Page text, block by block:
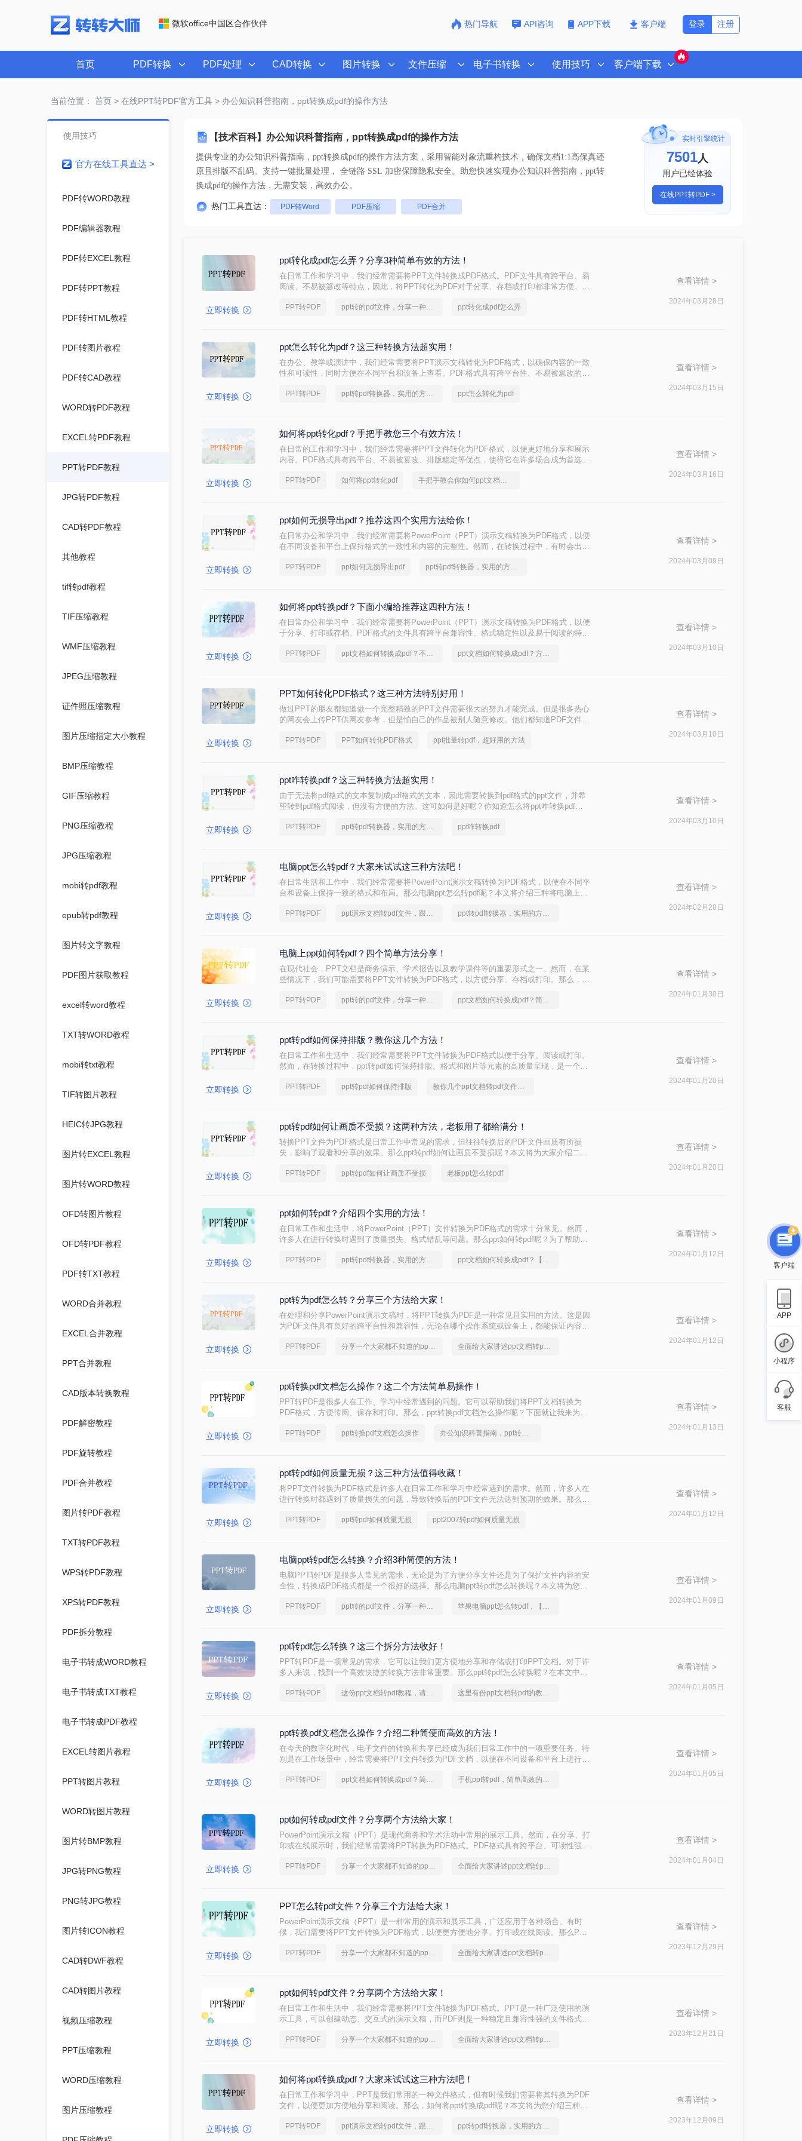
微软office中国区合作伙伴 热门导航 API咨询 APP下载 客户端 注册
登录
首页 PDF转换 PDF处理 CAD转换 图片转换 文件压缩 电子书转换 使用技巧 客户端下载
当前位置： 首页> 在线PPT转PDF官方工具> 办公知识科普指南，ppt转换成pdf的操作方法
【技术百科】办公知识科普指南，ppt转换成pdf的操作方法
提供专业的办公知识科普指南，ppt转换成pdf的操作方法方案，采用智能对象流重构技术，确保文档1:1高保真还
原且排版不乱码。支持一键批量处理， 全链路 SSL 加密保障隐私安全。助您快速实现办公知识科普指南，ppt转
换成pdf的操作方法，无需安装，高效办公。
热门工具直达： PDF转Word PDF压缩 PDF合并
实时引擎统计
7505人
用户已经体验
在线PPT转PDF >
使用技巧
官方在线工具直达 >
PDF转WORD教程
PDF编辑器教程
PDF转EXCEL教程
PDF转PPT教程
PDF转HTML教程
PDF转图片教程
PDF转CAD教程
WORD转PDF教程
EXCEL转PDF教程
PPT转PDF教程
JPG转PDF教程
CAD转PDF教程
其他教程
tif转pdf教程
TIF压缩教程
WMF压缩教程
JPEG压缩教程
证件照压缩教程
图片压缩指定大小教程
BMP压缩教程
GIF压缩教程
PNG压缩教程
JPG压缩教程
mobi转pdf教程
epub转pdf教程
图片转文字教程
PDF图片获取教程
excel转word教程
TXT转WORD教程
mobi转txt教程
TIF转图片教程
HEIC转JPG教程
图片转EXCEL教程
图片转WORD教程
OFD转图片教程
OFD转PDF教程
PDF转TXT教程
WORD合并教程
EXCEL合并教程
PPT合并教程
CAD版本转换教程
PDF解密教程
PDF旋转教程
PDF合并教程
图片转PDF教程
TXT转PDF教程
WPS转PDF教程
XPS转PDF教程
PDF拆分教程
电子书转成WORD教程
电子书转成TXT教程
电子书转成PDF教程
EXCEL转图片教程
PPT转图片教程
WORD转图片教程
图片转BMP教程
JPG转PNG教程
PNG转JPG教程
图片转ICON教程
CAD转DWF教程
CAD转图片教程
视频压缩教程
PPT压缩教程
WORD压缩教程
图片压缩教程
立即转换
ppt转化成pdf怎么弄？分享3种简单有效的方法！
在日常工作和学习中，我们经常需要将PPT文件转换成PDF格式。PDF文件具有跨平台、易
阅读、不易被篡改等特点，因此，将PPT转化为PDF对于分享、存档或打印都非常方便。那
换。
PPT转PDF ppt转的pdf文件，分享一种简单的方法 ppt转化成pdf怎么弄
查看详情 >
2024年03月28日
立即转换
ppt怎么转化为pdf？这三种转换方法超实用！
在办公、教学或演讲中，我们经常需要将PPT演示文稿转化为PDF格式，以确保内容的一致
性和可读性，同时方便在不同平台和设备上查看。PDF格式具有跨平台性、不易被篡改的特
为PDF的方法，帮助您轻松实现格式转换。
PPT转PDF ppt转pdf转换器，实用的方法来了 ppt怎么转化为pdf
查看详情 >
2024年03月15日
立即转换
如何将ppt转化pdf？手把手教您三个有效方法！
在日常的工作和学习中，我们经常需要将PPT文件转化为PDF格式，以便更好地分享和展示
内容。PDF格式具有跨平台、不易被篡改、排版稳定等优点，使得它在许多场合成为首选的
PPT转PDF 如何将ppt转化pdf 手把手教会你如何ppt文档转pdf
查看详情 >
2024年03月16日
立即转换
ppt如何无损导出pdf？推荐这四个实用方法给你！
在日常办公和学习中，我们经常需要将PowerPoint（PPT）演示文稿转换为PDF格式，以便
在不同设备和平台上保持格式的一致性和内容的完整性。然而，在转换过程中，有时会出现
呢？本文将介绍四种实用方法。
PPT转PDF ppt如何无损导出pdf ppt转pdf转换器，实用的方法来了
查看详情 >
2024年03月09日
立即转换
如何将ppt转换pdf？下面小编给推荐这四种方法！
在日常办公和学习中，我们经常需要将PowerPoint（PPT）演示文稿转换为PDF格式，以便
于分享、打印或存档。PDF格式的文件具有跨平台兼容性、格式稳定性以及易于阅读的特
绍四种实用的方法，帮助您轻松将PPT转换为PDF。
PPT转PDF ppt文档如何转换成pdf？不错的软件推荐 ppt文档如何转换成pdf？方法详细解析
查看详情 >
2024年03月10日
立即转换
PPT如何转化PDF格式？这三种方法特别好用！
做过PPT的朋友都知道做一个完整精致的PPT文件需要很大的努力才能完成。但是很多热心
的网友会上传PPT供网友参考，但是怕自己的作品被别人随意修改。他们都知道PDF文件是
法吧。
PPT转PDF PPT如何转化PDF格式 ppt批量转pdf，超好用的方法
查看详情 >
2024年03月10日
立即转换
ppt咋转换pdf？这三种转换方法超实用！
由于无法将pdf格式的文本复制成pdf格式的文本，因此需要转换到pdf格式的ppt文件，并希
望转到pdf格式阅读，但没有方便的方法。这可如何是好呢？你知道怎么将ppt咋转换pdf
PPT转PDF ppt转pdf转换器，实用的方法来了 ppt咋转换pdf
查看详情 >
2024年03月10日
立即转换
电脑ppt怎么转pdf？大家来试试这三种方法吧！
在日常生活和工作中，我们经常需要将PowerPoint演示文稿转换为PDF格式，以便在不同平
台和设备上保持一致的格式和布局。那么电脑ppt怎么转pdf呢？本文将介绍三种将电脑上的
PPT转PDF ppt演示文档转pdf文件，跟小编来学习吧 ppt转pdf转换器，实用的方法来了
查看详情 >
2024年02月28日
立即转换
电脑上ppt如何转pdf？四个简单方法分享！
在现代社会，PPT文档是商务演示、学术报告以及教学课件等的重要形式之一。然而，在某
些情况下，我们可能需要将PPT文件转换为PDF格式，以方便分享、存档或打印。那么，电
PPT转PDF ppt转的pdf文件，分享一种简单的方法 ppt文档如何转换成pdf？简单易学的方法
查看详情 >
2024年01月30日
立即转换
ppt转pdf如何保持排版？教你这几个方法！
在日常工作和生活中，我们经常需要将PPT文件转换为PDF格式以便于分享、阅读或打印。
然而，在转换过程中，ppt转pdf如何保持排版、格式和图片等元素的高质量呈现，是一个常
PPT转PDF ppt转pdf如何保持排版 教你几个ppt文档转pdf文件的方法
查看详情 >
2024年01月20日
立即转换
ppt转pdf如何让画质不受损？这两种方法，老板用了都给满分！
转换PPT文件为PDF格式是日常工作中常见的需求，但往往转换后的PDF文件画质有所损
失，影响了观看和分享的效果。那么ppt转pdf如何让画质不受损呢？本文将为大家介绍二种
PPT转PDF ppt转pdf如何让画质不受损 老板ppt怎么转pdf
查看详情 >
2024年01月20日
立即转换
ppt如何转pdf？介绍四个实用的方法！
在日常工作和生活中，将PowerPoint（PPT）文件转换为PDF格式的需求十分常见。然而，
许多人在进行转换时遇到了质量损失、格式错乱等问题。那么ppt如何转pdf呢？为了帮助您
PPT转PDF ppt转pdf转换器，实用的方法来了 ppt文档如何转换成pdf？【详细介绍】
查看详情 >
2024年01月12日
立即转换
ppt转为pdf怎么转？分享三个方法给大家！
​在处理和分享PowerPoint演示文稿时，将PPT转换为PDF是一种常见且实用的方法。这是因
为PDF文件具有良好的跨平台性和兼容性，无论在哪个操作系统或设备上，都能保证内容的
PPT转PDF 分享一个大家都不知道的ppt文档转pdf文件方法 全面给大家讲述ppt文档转pdf文件
查看详情 >
2024年01月12日
立即转换
ppt转换pdf文档怎么操作？这二个方法简单易操作！
PPT转PDF是很多人在工作、学习中经常遇到的问题。它可以帮助我们将PPT文档转换为
PDF格式，方便传阅、保存和打印。那么，ppt转换pdf文档怎么操作呢？下面就让我来为大
PPT转PDF ppt转换pdf文档怎么操作 办公知识科普指南，ppt转换成pdf的操作方法
查看详情 >
2024年01月13日
立即转换
ppt转pdf如何质量无损？这三种方法值得收藏！
将PPT文件转换为PDF格式是许多人在日常工作和学习中经常遇到的需求。然而，许多人在
进行转换时都遇到了质量损失的问题，导致转换后的PDF文件无法达到预期的效果。那么，
目标。
PPT转PDF ppt转pdf如何质量无损 ppt2007转pdf如何质量无损
查看详情 >
2024年01月12日
立即转换
电脑ppt转pdf怎么转换？介绍3种简便的方法！
电脑PPT转PDF是很多人常见的需求，无论是为了方便分享文件还是为了保护文件内容的安
全性，转换成PDF格式都是一个很好的选择。那么电脑ppt转pdf怎么转换呢？本文将为您介
PPT转PDF ppt转的pdf文件，分享一种简单的方法 苹果电脑ppt怎么转pdf，【详细介绍】
查看详情 >
2024年01月09日
立即转换
ppt转pdf怎么转换？这三个拆分方法收好！
PPT转PDF是一项常见的需求，它可以让我们更方便地分享和存储或打印PPT文档。对于许
多人来说，找到一个高效快捷的转换方法非常重要。那么ppt转pdf怎么转换呢？在本文中，
PPT转PDF 这份ppt文档转pdf教程，请收好！ 这里有份ppt文档转pdf的教程，你收好了
查看详情 >
2024年01月05日
立即转换
ppt转换pdf文档怎么操作？介绍二种简便而高效的方法！
在今天的数字化时代，电子文件的转换和共享已经成为我们日常工作中的一项重要任务。特
别是在工作场景中，经常需要将PPT文件转换为PDF文档，以便在不同设备和平台上进行共
操作的难题。
PPT转PDF ppt文档如何转换成pdf？简单高效的恢复方法 手机ppt转pdf，简单高效的转换方法
查看详情 >
2024年01月05日
立即转换
ppt如何转成pdf文件？分享两个方法给大家！
PowerPoint演示文稿（PPT）是现代商务和学术活动中常用的展示工具。然而，在分享、打
印或在线展示时，我们经常需要将PPT转换为PDF格式。PDF格式具有跨平台、可读性强和
PPT转PDF 分享一个大家都不知道的ppt文档转pdf文件方法 全面给大家讲述ppt文档转pdf文件
查看详情 >
2024年01月04日
立即转换
PPT怎么转pdf文件？分享三个方法给大家！
PowerPoint演示文稿（PPT）是一种常用的演示和展示工具，广泛应用于各种场合。有时
候，我们需要将PPT文件转换为PDF格式，以便更方便地分享、打印或在线阅读。那么PPT
务。
PPT转PDF 分享一个大家都不知道的ppt文档转pdf文件方法 全面给大家讲述ppt文档转pdf文件
查看详情 >
2023年12月29日
立即转换
ppt如何转pdf文件？分享两个方法给大家！
在日常工作和生活中，我们经常需要将PPT文件转换为PDF格式。PPT是一种广泛使用的演
示工具，可以创建动态、交互式的演示文稿，而PDF则是一种稳定且兼容性强的文件格式，
技巧，帮助您提高工作效率和减少混乱。
PPT转PDF 分享一个大家都不知道的ppt文档转pdf文件方法 全面给大家讲述ppt文档转pdf文件
查看详情 >
2023年12月21日
立即转换
如何将ppt转换成pdf？大家来试试这三种方法吧！
在日常工作和学习中，PPT是我们常用的一种文件格式，但有时候我们需要将其转换为PDF
文件，以便更加方便地分享和阅读。那么，如何将ppt转换成pdf呢？本文将为您介绍三种简
PPT转PDF ppt演示文档转pdf文件，跟小编来学习吧 ppt转pdf转换器，实用的方法来了
查看详情 >
2023年12月09日
客户端
APP
小程序
客服